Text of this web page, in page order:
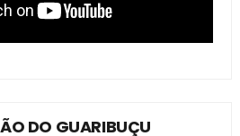
DO GUARIBUÇU